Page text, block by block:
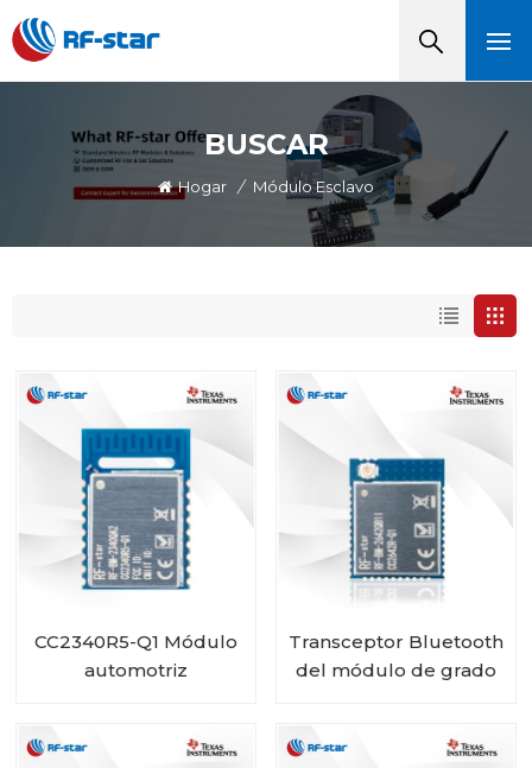
BUSCAR
Hogar / Módulo Esclavo
CC2340R5-Q1 Módulo
automotriz
BM-2340QB1
Transceptor Bluetooth
del módulo de grado